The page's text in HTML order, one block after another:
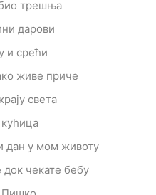
трешња
дарови
и срећи
живе приче
света
дан у мом животу
док чекате бебу